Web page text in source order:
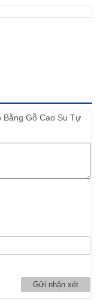
Bằng Gỗ Cao Su Tự